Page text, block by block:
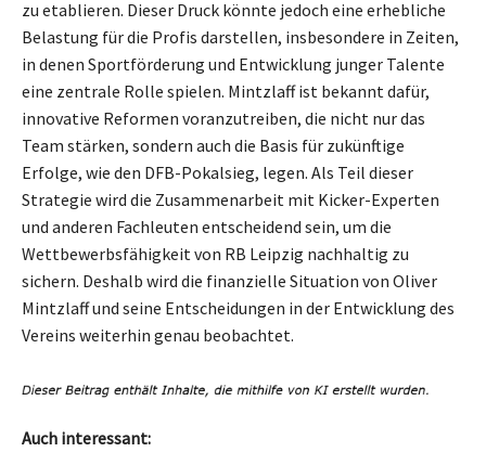
zu etablieren. Dieser Druck könnte jedoch eine erhebliche
Belastung für die Profis darstellen, insbesondere in Zeiten,
in denen Sportförderung und Entwicklung junger Talente
eine zentrale Rolle spielen. Mintzlaff ist bekannt dafür,
innovative Reformen voranzutreiben, die nicht nur das
Team stärken, sondern auch die Basis für zukünftige
Erfolge, wie den DFB-Pokalsieg, legen. Als Teil dieser
Strategie wird die Zusammenarbeit mit Kicker-Experten
und anderen Fachleuten entscheidend sein, um die
Wettbewerbsfähigkeit von RB Leipzig nachhaltig zu
sichern. Deshalb wird die finanzielle Situation von Oliver
Mintzlaff und seine Entscheidungen in der Entwicklung des
Vereins weiterhin genau beobachtet.
Auch interessant: